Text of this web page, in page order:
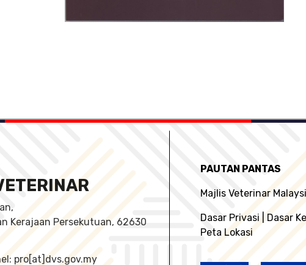
Kerajaan Persekutuan, 62630
pro[at]dvs.gov.my
PAUTAN PANTAS
Majlis Veterinar
Dasar Privasi
Dasar
Peta Lokasi